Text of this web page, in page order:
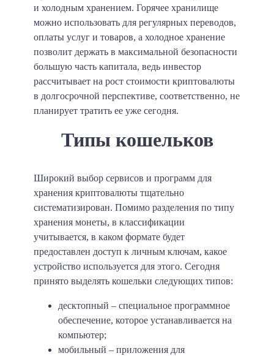
и холодным хранением. Горячее хранилище
можно использовать для регулярных переводов,
оплаты услуг и товаров, а холодное хранение
позволит держать в максимальной безопасности
большую часть капитала, ведь инвестор
рассчитывает на рост стоимости криптовалюты
в долгосрочной перспективе, соответственно, не
планирует тратить ее уже сегодня.
Типы кошельков
Широкий выбор сервисов и программ для
хранения криптовалюты тщательно
систематизирован. Помимо разделения по типу
хранения монеты, в классификации
учитывается, в каком формате будет
предоставлен доступ к личным ключам, какое
устройство используется для этого. Сегодня
принято выделять кошельки следующих типов:
десктопный – специальное программное
обеспечение, которое устанавливается на
компьютер;
мобильный – приложения для